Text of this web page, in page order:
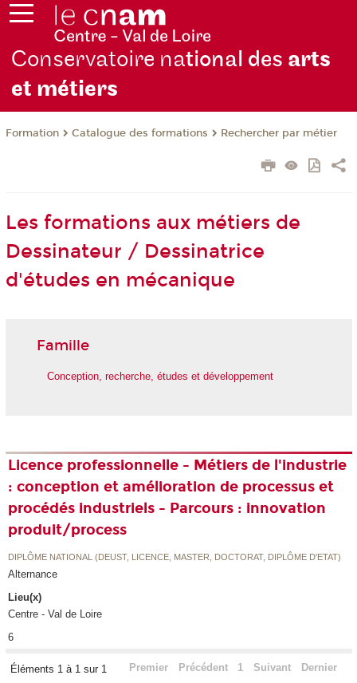
Conservatoire national des arts
et métiers
Formation Catalogue des formations Rechercher par métier
Les formations aux métiers de
Dessinateur / Dessinatrice
d'études en mécanique
Famille
Conception, recherche, études et développement
Licence professionnelle - Métiers de l'industrie
: conception et amélioration de processus et
procédés industriels - Parcours : innovation
produit/process
DIPLÔME NATIONAL (DEUST, LICENCE, MASTER, DOCTORAT, DIPLÔME D'ETAT)
Alternance
Lieu(x)
Centre - Val de Loire
6
Éléments 1 à 1 sur 1 Premier Précédent 1 Suivant Dernier